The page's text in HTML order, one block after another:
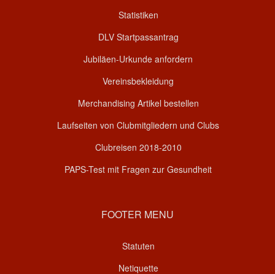
Statistiken
DLV Startpassantrag
Jubiläen-Urkunde anfordern
Vereinsbekleidung
Merchandising Artikel bestellen
Laufseiten von Clubmitgliedern und Clubs
Clubreisen 2018-2010
PAPS-Test mit Fragen zur Gesundheit
FOOTER MENU
Statuten
Netiquette